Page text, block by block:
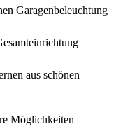
Garagenbeleuchtung
aus schönen
Möglichkeiten